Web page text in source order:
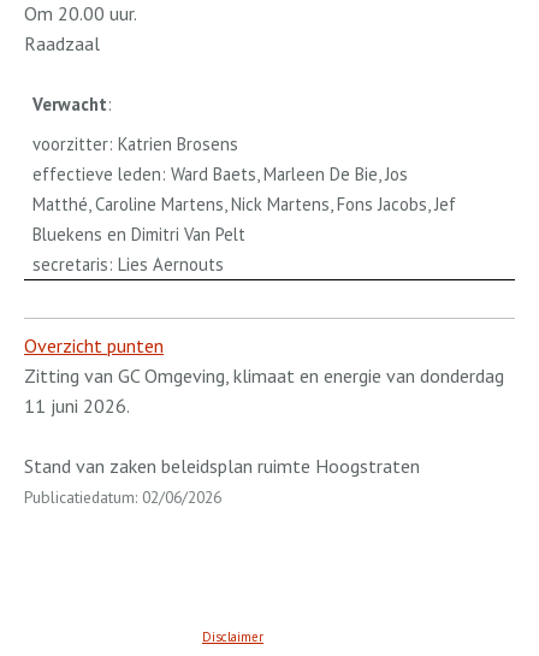
Om 20.00 uur.
Raadzaal
Verwacht:
voorzitter: Katrien Brosens
effectieve leden: Ward Baets, Marleen De Bie, Jos
Matthé, Caroline Martens, Nick Martens, Fons Jacobs, Jef
Bluekens en Dimitri Van Pelt
secretaris: Lies Aernouts
Overzicht punten
Zitting van GC Omgeving, klimaat en energie van donderdag
11 juni 2026.
Stand van zaken beleidsplan ruimte Hoogstraten
Publicatiedatum: 02/06/2026
Disclaimer